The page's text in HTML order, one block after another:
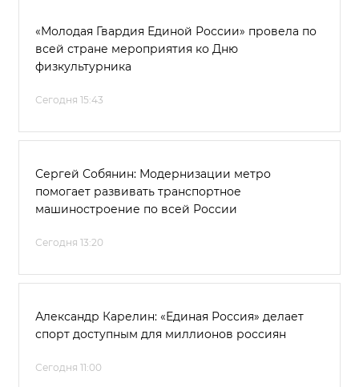
«Молодая Гвардия Единой России» провела по
всей стране мероприятия ко Дню
физкультурника
Сегодня 15:43
Сергей Собянин: Модернизации метро
помогает развивать транспортное
машиностроение по всей России
Сегодня 13:20
Александр Карелин: «Единая Россия» делает
спорт доступным для миллионов россиян
Сегодня 11:00